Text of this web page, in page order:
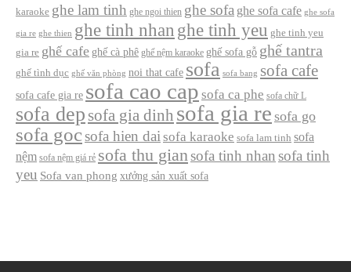
karaoke ghe lam tinh ghe ngoi thien ghe sofa ghe sofa cafe ghe sofa
gia re ghe thien ghe tinh nhan ghe tinh yeu ghe tinh yeu
gia re ghế cafe ghế cà phê ghế nệm karaoke ghế sofa gỗ ghế tantra
ghế tình dục ghế văn phòng noi that cafe sofa sofa bang sofa cafe
sofa cafe gia re sofa cao cap sofa ca phe sofa chữ L
sofa dep sofa gia dinh sofa gia re sofa go
sofa gocsofa hien dai sofa karaoke sofa lam tinh sofa
nệm sofa nệm giá rẻ sofa thu giansofa tinh nhan sofa tinh
yeu Sofa van phong xưởng sản xuất sofa